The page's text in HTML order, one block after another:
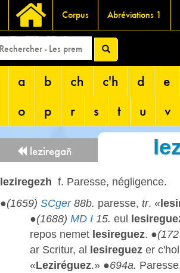
Corpus Abréviations 1
DEVRI
a b ch c'h d
e
o
p r s t u v
leziregañ
leziregezh f. Paresse, négligence.
●(1659) SCger88b. paresse, tr. «
●(1688) MD I 15. eul
repos nemet lesireguez. ●
ar Scritur, al
lesireguez er
«Leziréguez.» ●694a.